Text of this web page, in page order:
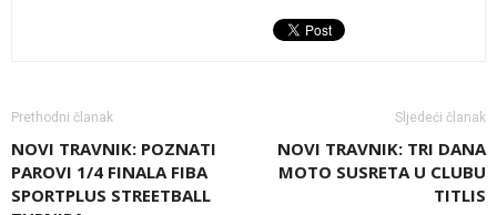
Prethodni članak
NOVI TRAVNIK: POZNATI
PAROVI 1/4 FINALA FIBA
SPORTPLUS STREETBALL
Sljedeći članak
NOVI TRAVNIK: TRI DANA
MOTO SUSRETA U CLUBU
TITLIS